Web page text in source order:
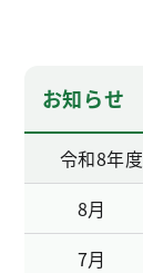
お知らせ
令和8年度
8月
7月